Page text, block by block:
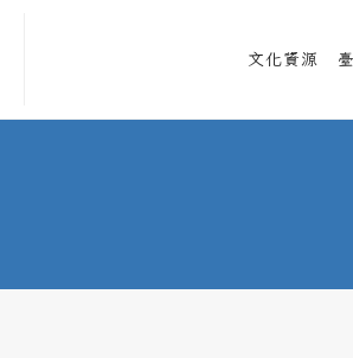
文化資源